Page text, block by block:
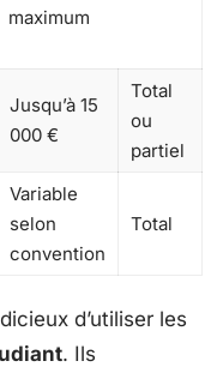
maximum
Jusqu’à 15
000 €
Total
ou
partiel
Variable
selon
convention
Total
d’utiliser les
. Ils